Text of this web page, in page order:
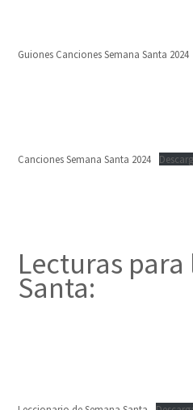
Guiones Canciones Semana Santa 2024
Canciones Semana Santa 2024
Lecturas para
Santa: